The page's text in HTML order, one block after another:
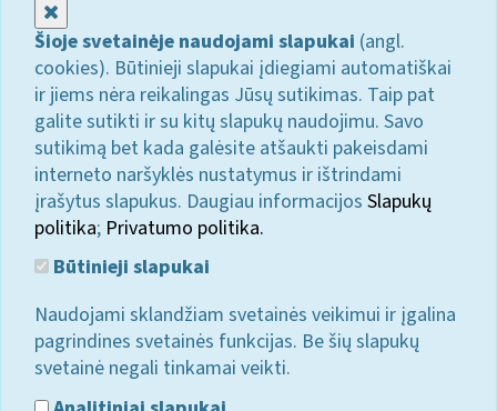
Šioje svetainėje naudojami slapukai (angl.
cookies). Būtinieji slapukai įdiegiami automatiškai
ir jiems nėra reikalingas Jūsų sutikimas. Taip pat
galite sutikti ir su kitų slapukų naudojimu. Savo
sutikimą bet kada galėsite atšaukti pakeisdami
interneto naršyklės nustatymus ir ištrindami
įrašytus slapukus. Daugiau informacijos Slapukų
politika; Privatumo politika.
Būtinieji slapukai
Naudojami sklandžiam svetainės veikimui ir įgalina
pagrindines svetainės funkcijas. Be šių slapukų
svetainė negali tinkamai veikti.